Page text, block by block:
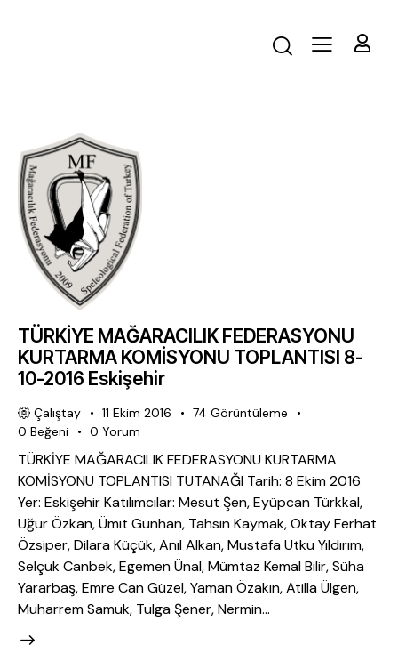
TÜRKİYE MAĞARACILIK FEDERASYONU
KURTARMA KOMİSYONU TOPLANTISI 8-
10-2016 Eskişehir
Çalıştay 11 Ekim 2016 74 Görüntüleme
0 Beğeni 0 Yorum
TÜRKİYE MAĞARACILIK FEDERASYONU KURTARMA
KOMİSYONU TOPLANTISI TUTANAĞI Tarih: 8 Ekim 2016
Yer: Eskişehir Katılımcılar: Mesut Şen, Eyüpcan Türkkal,
Uğur Özkan, Ümit Günhan, Tahsin Kaymak, Oktay Ferhat
Özsiper, Dilara Küçük, Anıl Alkan, Mustafa Utku Yıldırım,
Selçuk Canbek, Egemen Ünal, Mümtaz Kemal Bilir, Süha
Yararbaş, Emre Can Güzel, Yaman Özakın, Atilla Ülgen,
Muharrem Samuk, Tulga Şener, Nermin…